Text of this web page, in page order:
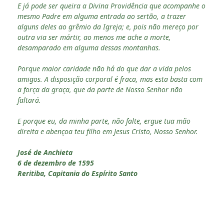
E já pode ser queira a Divina Providência que acompanhe o
mesmo Padre em alguma entrada ao sertão, a trazer
alguns deles ao grêmio da Igreja; e, pois não mereço por
outra via ser mártir, ao menos me ache a morte,
desamparado em alguma dessas montanhas.
Porque maior caridade não há do que dar a vida pelos
amigos. A disposição corporal é fraca, mas esta basta com
a força da graça, que da parte de Nosso Senhor não
faltará.
E porque eu, da minha parte, não falte, ergue tua mão
direita e abençoa teu filho em Jesus Cristo, Nosso Senhor.
José de Anchieta
6 de dezembro de 1595
Reritiba, Capitania do Espírito Santo